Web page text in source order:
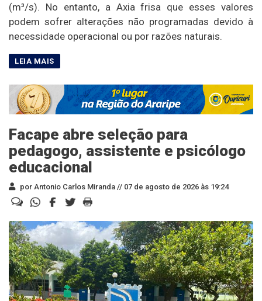
(m³/s). No entanto, a Axia frisa que esses valores
podem sofrer alterações não programadas devido à
necessidade operacional ou por razões naturais.
Facape abre seleção para
pedagogo, assistente e psicólogo
educacional
por Antonio Carlos Miranda // 07 de agosto de 2026 às 19:24